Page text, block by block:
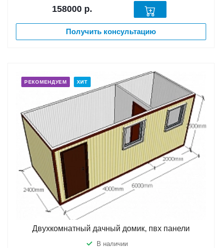
158000 р.
Получить консультацию
РЕКОМЕНДУЕМ ХИТ
Двухкомнатный дачный домик, пвх панели
В наличии